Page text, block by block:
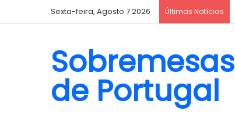
Sexta-feira, Agosto 7 2026 Últimas Notícias
Sobremesas
de Portugal